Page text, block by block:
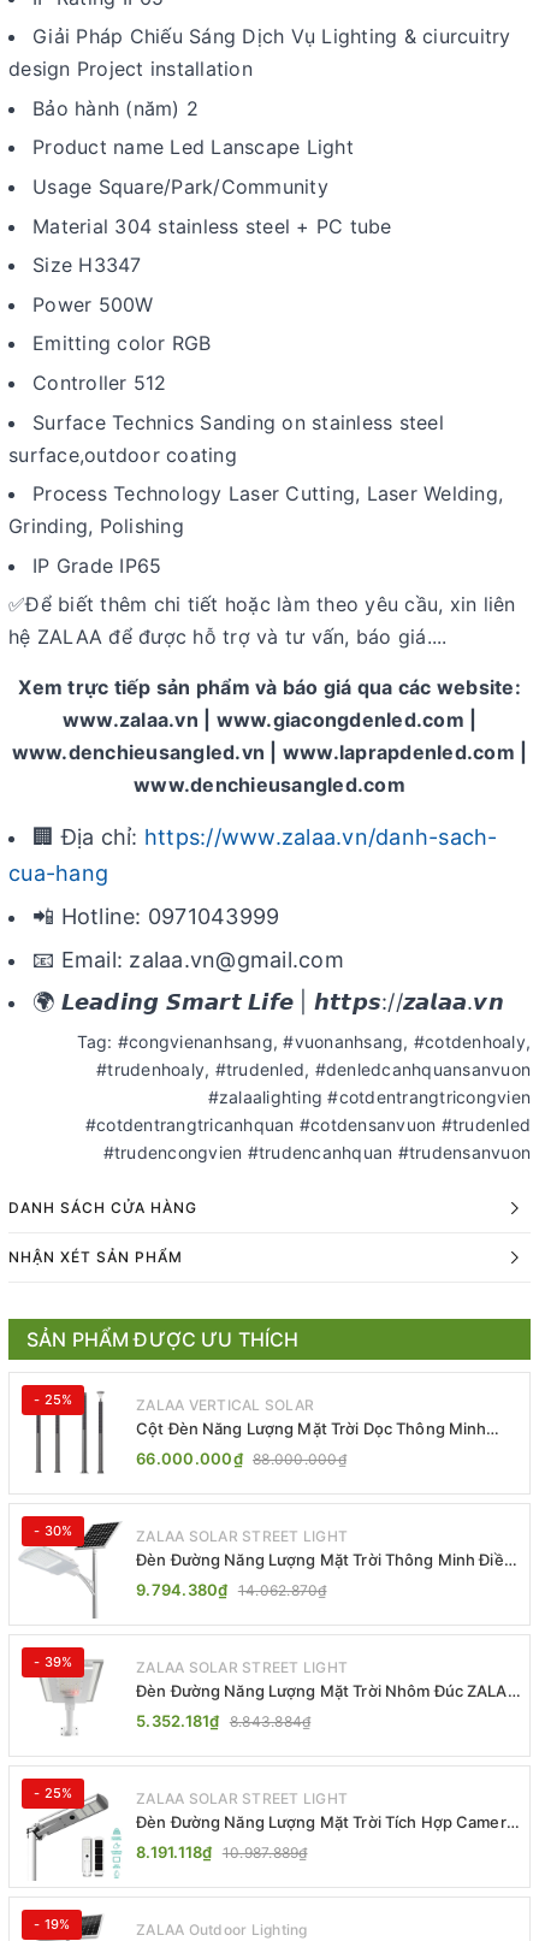
Giải Pháp Chiếu Sáng Dịch Vụ Lighting & ciurcuitry
design Project installation
Bảo hành (năm) 2
Product name Led Lanscape Light
Usage Square/Park/Community
Material 304 stainless steel + PC tube
Size H3347
Power 500W
Emitting color RGB
Controller 512
Surface Technics Sanding on stainless steel
surface,outdoor coating
Process Technology Laser Cutting, Laser Welding,
Grinding, Polishing
IP Grade IP65
✅Để biết thêm chi tiết hoặc làm theo yêu cầu, xin liên
hệ ZALAA để được hỗ trợ và tư vấn, báo giá....
Xem trực tiếp sản phẩm và báo giá qua các website:
www.zalaa.vn | www.giacongdenled.com |
www.denchieusangled.vn | www.laprapdenled.com |
www.denchieusangled.com
🏢 Địa chỉ: https://www.zalaa.vn/danh-sach-
cua-hang
📲 Hotline: 0971043999
📧 Email: zalaa.vn@gmail.com
🌍 𝙇𝙚𝙖𝙙𝙞𝙣𝙜 𝙎𝙢𝙖𝙧𝙩 𝙇𝙞𝙛𝙚 | 𝙝𝙩𝙩𝙥𝙨://𝙯𝙖𝙡𝙖𝙖.𝙫𝙣
Tag: #congvienanhsang, #vuonanhsang, #cotdenhoaly,
#trudenhoaly, #trudenled, #denledcanhquansanvuon
#zalaalighting #cotdentrangtricongvien
#cotdentrangtricanhquan #cotdensanvuon #trudenled
#trudencongvien #trudencanhquan #trudensanvuon
DANH SÁCH CỬA HÀNG
NHẬN XÉT SẢN PHẨM
SẢN PHẨM ĐƯỢC ƯU THÍCH
- 25% ZALAA VERTICAL SOLAR
Cột Đèn Năng Lượng Mặt Trời Dọc Thông Minh
ZSR-YYDS-360 | ZALAA Jsc
66.000.000₫ 88.000.000₫
- 30% ZALAA SOLAR STREET LIGHT
Đèn Đường Năng Lượng Mặt Trời Thông Minh Điều
Khiển MPPT ZL-GMX01 ZALAA
9.794.380₫ 14.062.870₫
- 39% ZALAA SOLAR STREET LIGHT
Đèn Đường Năng Lượng Mặt Trời Nhôm Đúc ZALAA
ZL-BWH Cao Cấp IP65
5.352.181₫ 8.843.884₫
- 25% ZALAA SOLAR STREET LIGHT
Đèn Đường Năng Lượng Mặt Trời Tích Hợp Camera
ZALAA ZL-BJ04-CCTV (80W, IP65)
8.191.118₫ 10.987.889₫
- 19% ZALAA Outdoor Lighting